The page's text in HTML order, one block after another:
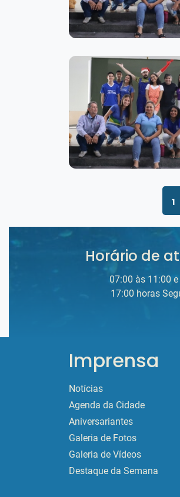
1
Horário de
07:00 às 11:00
17:00 horas
Imprensa
Notícias
Agenda da Cidade
Aniversariantes
Galeria de Fotos
Galeria de Vídeos
Destaque da Semana